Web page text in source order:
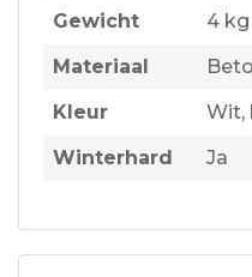
Gewicht
4 kg
Materiaal
Kleur
Wit,
Winterhard
Ja